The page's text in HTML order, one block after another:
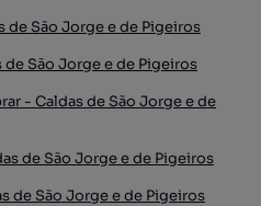
de São Jorge e de Pigeiros
São Jorge e de Pigeiros
- Caldas de São Jorge e de
de São Jorge e de Pigeiros
de São Jorge e de Pigeiros